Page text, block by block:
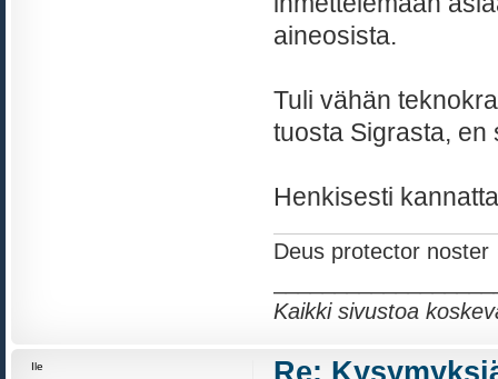
aineosista.
Tuli vähän
tuosta Sigrasta, en
Henkisesti
Deus protector noster
Kaikki sivustoa
Re:
Ile